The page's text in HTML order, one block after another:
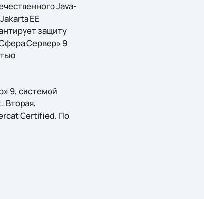
Java-
EE
защиту
Сервер» 9
9, системой
Вторая,
Certified. По